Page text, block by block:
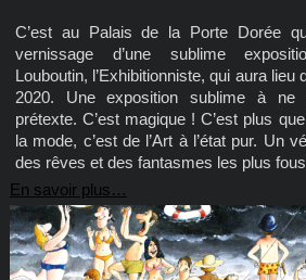
C’est au Palais de la Porte Dorée
vernissage d’une sublime
Louboutin, l’Exhibitionniste, qui aura lieu
2020. Une exposition sublime à ne
prétexte. C’est magique ! C’est plus
la mode, c’est de l’Art à l’état pur. Un
des rêves et des fantasmes les plus
En savoir plus…